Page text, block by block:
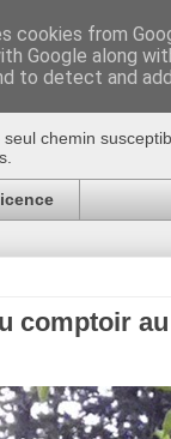
!
chemin
comptoir
cookies from
Google along
to detect and